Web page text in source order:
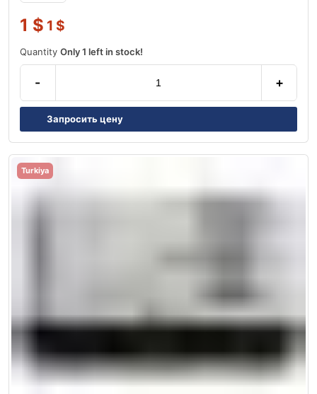
1 $ 1 $
Quantity Only 1 left in stock!
- +
Запросить цену
Turkiya